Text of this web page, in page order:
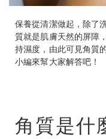
保養從清潔做起，除了
質就是肌膚天然的屏障
持濕度，由此可見角質
小編來幫大家解答吧！
角質是什